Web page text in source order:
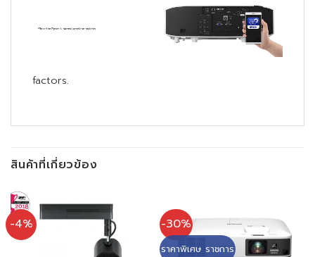
factors.
สินค้าที่เกี่ยวข้อง
-4% -30%
ราคาพิเศษ ราชการ